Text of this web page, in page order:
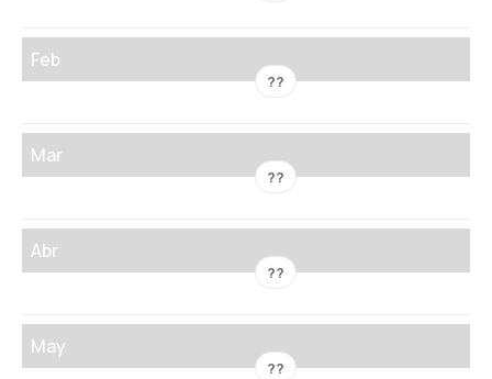
Feb
??
Mar
??
Abr
??
May
??